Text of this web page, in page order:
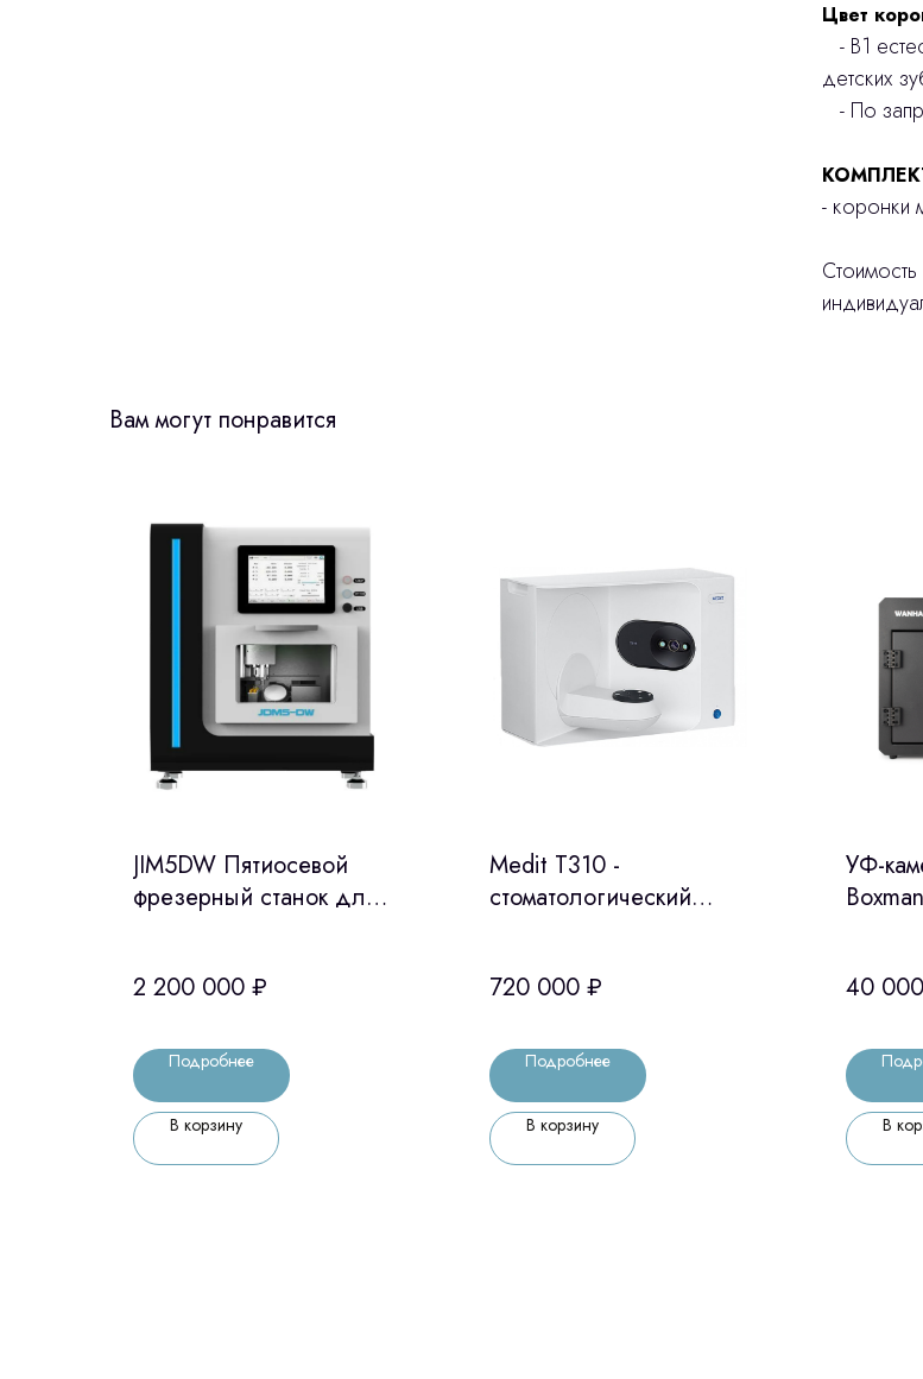
Цвет
- В1
детских
- По
- коронки
Вам могут понравится
JIM5DW Пятиосевой
фрезерный станок для
2 200 000 ₽
Подробнее
В корзину
Medit T310 -
стоматологический
720 000 ₽
Подробнее
В корзину
УФ-
40 000
В